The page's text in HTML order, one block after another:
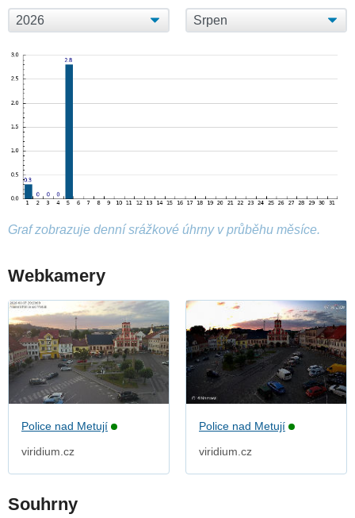
Graf zobrazuje denní srážkové úhrny v průběhu měsíce.
Webkamery
Police nad Metují
viridium.cz
Police nad Metují
viridium.cz
Souhrny